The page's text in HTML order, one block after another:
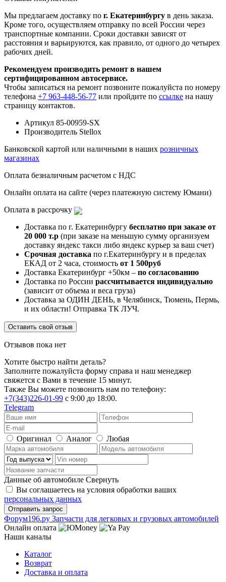
Мы предлагаем доставку по г. Екатеринбургу в день заказа.
Кроме того, осуществляем отправку по всей России через
транспортные компании. Сроки доставки зависят от
расстояния и варьируются, как правило, от одного до четырех
рабочих дней.
Рекомендуем производить ремонт в нашем
сертифицированном автосервисе.
Чтобы записаться на ремонт позвоните пожалуйста по номеру
телефона +7 963-448-56-77 или пройдите по ссылке на нашу
страницу контактов.
Артикул 85-00959-SX
Производитель Stellox
Банковской картой или наличными в наших розничных
магазинах
Оплата безналичным расчетом с НДС
Онлайн оплата на сайте (через платежную систему Юмани)
Оплата в рассрочку
Доставка по г. Екатеринбургу бесплатно при заказе от
20 000 т.р (при заказе на меньшую сумму организуем
доставку яндекс такси либо яндекс курьер за ваш счет)
Срочная доставка по г.Екатеринбургу и в пределах
ЕКАД от 2 часа, стоимость от 1 500руб
Доставка Екатеринбург +50км – по согласованию
Доставка по России рассчитывается индивидуально
(зависит от объема и веса груза)
Доставка за ОДИН ДЕНЬ, в Челябинск, Тюмень, Пермь,
и их области! Отправка ТК ЛУЧ.
Оставить свой отзыв
Отзывов пока нет
Хотите быстро найти деталь?
Заполните пожалуйста форму справа и наш менеджер
свяжется с Вами в течение 15 минут.
Также Вы можете позвонить нам по телефону:
+7(343)226-01-99 с 9:00 до 18:00.
Telegram
Оригинал Аналог Любая
Данные об автомобиле Свернуть
Вы соглашаетесь на условия обработки ваших
персональных данных
Фoрум196.ру Запчасти для легковых и грузовых автомобилей
Онлайн оплата
Наши каналы
Каталог
Возврат
Доставка и оплата